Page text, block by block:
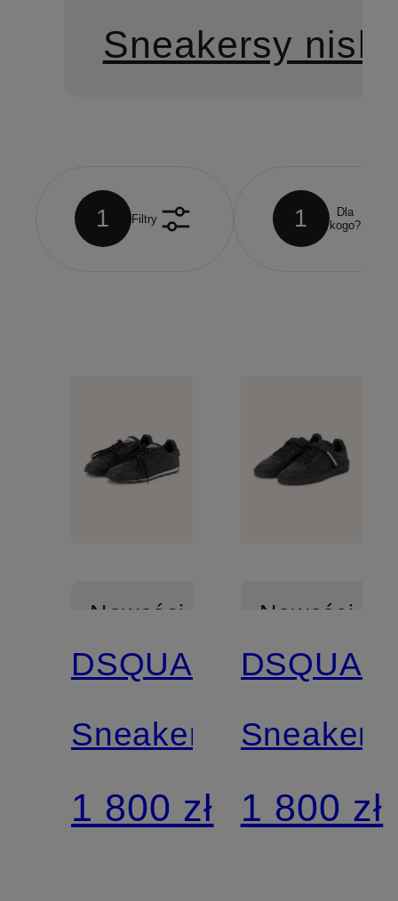
Sneakersy
1 Filtry 1
Dla
kogo?
Nowości
DSQUARED2
Sneakersy
1 800 zł
Nowości
1 800 zł